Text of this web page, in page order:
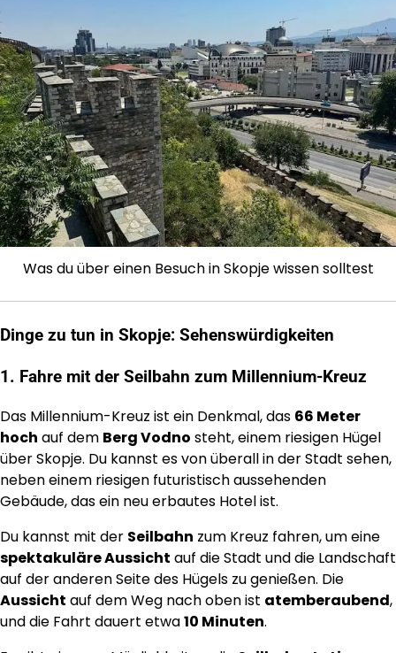
Was du über einen Besuch in Skopje wissen solltest
Dinge zu tun in Skopje: Sehenswürdigkeiten
1. Fahre mit der Seilbahn zum Millennium-Kreuz
Das Millennium-Kreuz ist ein Denkmal, das 66 Meter
hoch auf dem Berg Vodno steht, einem riesigen Hügel
über Skopje. Du kannst es von überall in der Stadt sehen,
neben einem riesigen futuristisch aussehenden
Gebäude, das ein neu erbautes Hotel ist.
Du kannst mit der Seilbahn zum Kreuz fahren, um eine
spektakuläre Aussicht auf die Stadt und die Landschaft
auf der anderen Seite des Hügels zu genießen. Die
Aussicht auf dem Weg nach oben ist atemberaubend,
und die Fahrt dauert etwa10 Minuten.